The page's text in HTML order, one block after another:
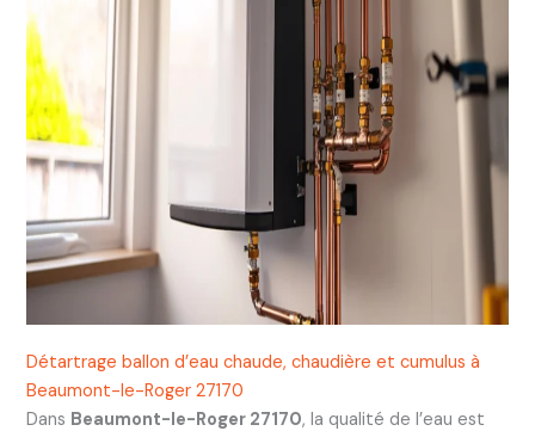
Détartrage ballon d’eau chaude, chaudière et cumulus à
Beaumont-le-Roger 27170
Dans Beaumont-le-Roger 27170, la qualité de l’eau est